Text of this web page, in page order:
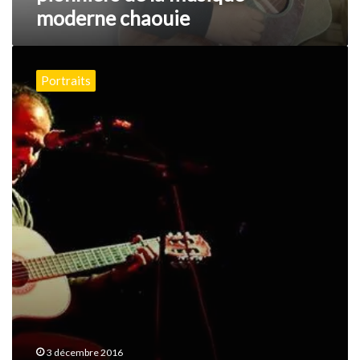
moderne chaouie
la
voix
de
l’Aurès
Portraits
3 décembre 2016